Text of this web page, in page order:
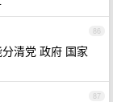
86
清党 政府 国家
87